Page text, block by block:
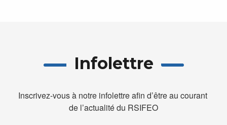
Infolettre
Inscrivez-vous à notre infolettre afin d’être au courant
de l’actualité du RSIFEO